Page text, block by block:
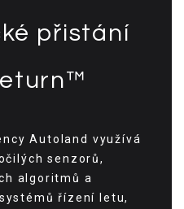
přistání
Autoland využívá
senzorů,
algoritmů a
řízení letu,